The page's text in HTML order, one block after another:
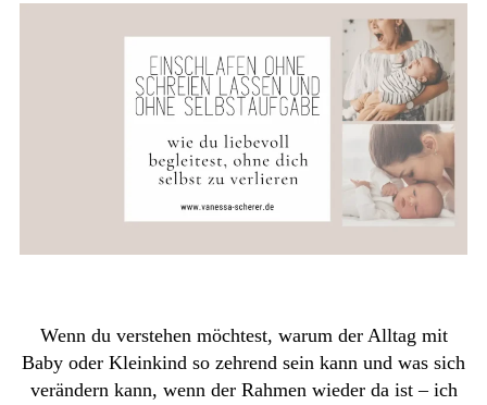
Wenn du verstehen möchtest, warum der Alltag mit
Baby oder Kleinkind so zehrend sein kann und was sich
verändern kann, wenn der Rahmen wieder da ist – ich